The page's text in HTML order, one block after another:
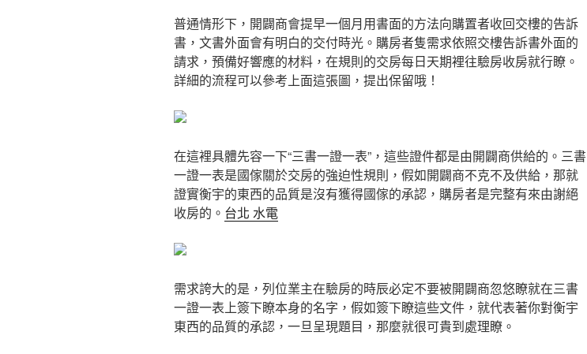
普通情形下，開闢商會提早一個月用書面的方法向購置者收回交樓的告訴
書，文書外面會有明白的交付時光。購房者隻需求依照交樓告訴書外面的
請求，預備好響應的材料，在規則的交房每日天期裡往驗房收房就行瞭。
詳細的流程可以參考上面這張圖，提出保留哦！
在這裡具體先容一下“三書一證一表”，這些證件都是由開闢商供給的。三書
一證一表是國傢關於交房的強迫性規則，假如開闢商不克不及供給，那就
證實衡宇的東西的品質是沒有獲得國傢的承認，購房者是完整有來由謝絕
收房的。 台北 水電
需求誇大的是，列位業主在驗房的時辰必定不要被開闢商忽悠瞭就在三書
一證一表上簽下瞭本身的名字，假如簽下瞭這些文件，就代表著你對衡宇
東西的品質的承認，一旦呈現題目，那麼就很可貴到處理瞭。